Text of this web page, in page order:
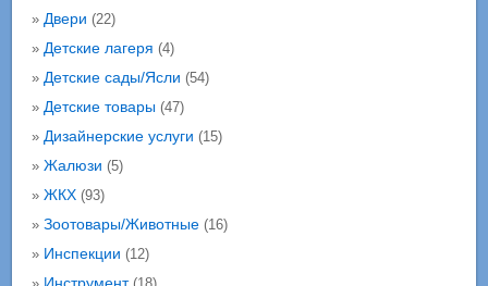
» Двери (22)
» Детские лагеря (4)
» Детские сады/Ясли (54)
» Детские товары(47)
» Дизайнерские услуги (15)
» Жалюзи (5)
» ЖКХ(93)
» Зоотовары/Животные(16)
» Инспекции (12)